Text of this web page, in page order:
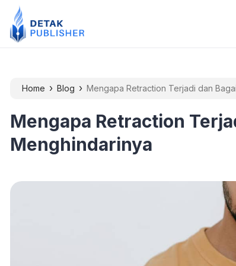
Home › Blog › Mengapa Retraction Terjadi dan
Mengapa Retraction
Menghindarinya